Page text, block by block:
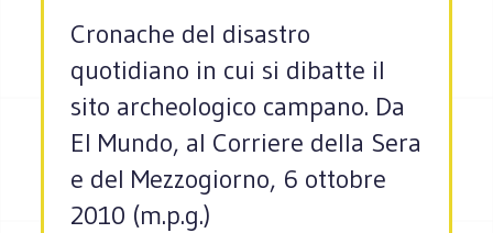
Cronache del disastro
quotidiano in cui si dibatte il
sito archeologico campano. Da
El Mundo, al Corriere della Sera
e del Mezzogiorno, 6 ottobre
2010 (m.p.g.)